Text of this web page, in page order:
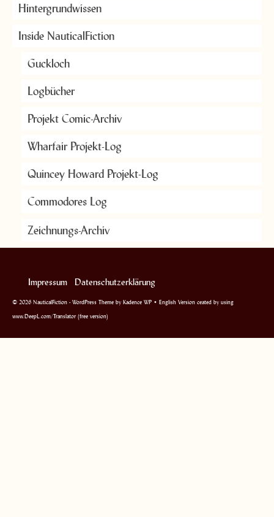
Hintergrundwissen
Inside NauticalFiction
Guckloch
Logbücher
Projekt Comic-Archiv
Wharfair Projekt-Log
Quincey Howard Projekt-Log
Commodores Log
Zeichnungs-Archiv
Impressum Datenschutzerklärung
© 2026 NauticalFiction - WordPress Theme byKadence WP • English Version ceated by using
www.DeepL.com/Translator (free version)